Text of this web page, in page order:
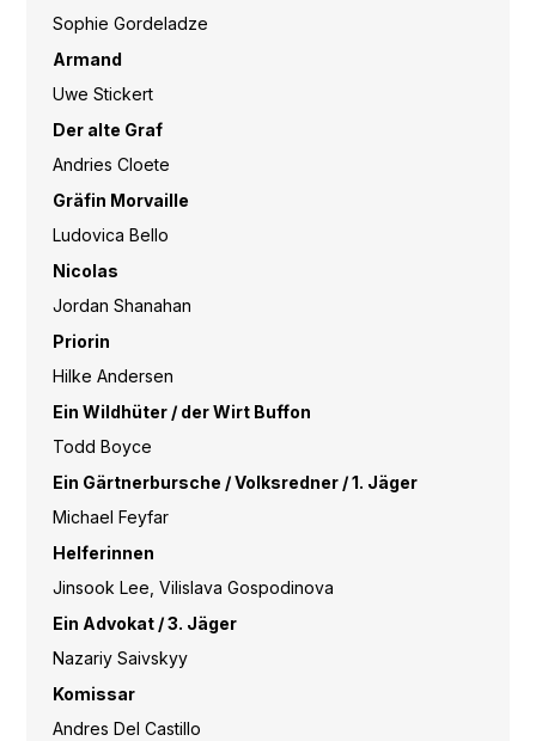
Sophie Gordeladze
Armand
Uwe Stickert
Der alte Graf
Andries Cloete
Gräfin Morvaille
Ludovica Bello
Nicolas
Jordan Shanahan
Priorin
Hilke Andersen
Ein Wildhüter / der Wirt Buffon
Todd Boyce
Ein Gärtnerbursche / Volksredner / 1. Jäger
Michael Feyfar
Helferinnen
Jinsook Lee, Vilislava Gospodinova
Ein Advokat / 3. Jäger
Nazariy Saivskyy
Komissar
Andres Del Castillo